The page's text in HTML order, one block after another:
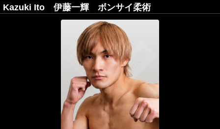
Kazuki Ito 伊藤一輝 ボンサイ柔術